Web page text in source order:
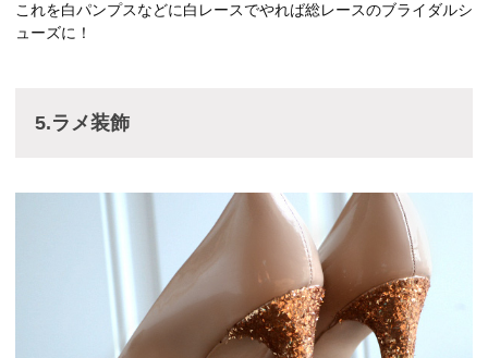
これを白パンプスなどに白レースでやれば総レースのブライダルシ
ューズに！
5.ラメ装飾